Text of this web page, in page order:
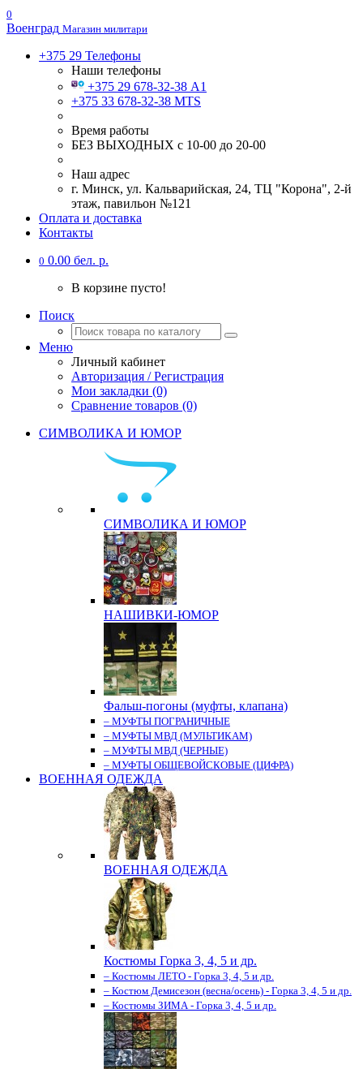
0
Военград Магазин милитари
+375 29 Телефоны
Наши телефоны
+375 29 678-32-38 А1
+375 33 678-32-38 MTS
Время работы
БЕЗ ВЫХОДНЫХ с 10-00 до 20-00
Наш адрес
г. Минск, ул. Кальварийская, 24, ТЦ "Корона", 2-й
этаж, павильон №121
Оплата и доставка
Контакты
0 0.00 бел. р.
В корзине пусто!
Поиск
Меню
Личный кабинет
Авторизация / Регистрация
Мои закладки (0)
Сравнение товаров (0)
СИМВОЛИКА И ЮМОР
СИМВОЛИКА И ЮМОР
НАШИВКИ-ЮМОР
Фальш-погоны (муфты, клапана)
– МУФТЫ ПОГРАНИЧНЫЕ
– МУФТЫ МВД (МУЛЬТИКАМ)
– МУФТЫ МВД (ЧЕРНЫЕ)
– МУФТЫ ОБЩЕВОЙСКОВЫЕ (ЦИФРА)
ВОЕННАЯ ОДЕЖДА
ВОЕННАЯ ОДЕЖДА
Костюмы Горка 3, 4, 5 и др.
– Костюмы ЛЕТО - Горка 3, 4, 5 и др.
– Костюм Демисезон (весна/осень) - Горка 3, 4, 5 и др.
– Костюмы ЗИМА - Горка 3, 4, 5 и др.